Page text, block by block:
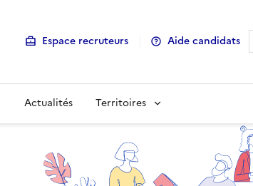
Espace recruteurs Aide candidats
Actualités Territoires